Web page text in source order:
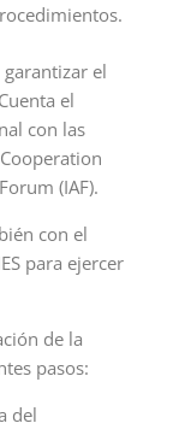
garantizar el
Cuenta el
con las
(IAF).
con el
para ejercer
de la
pasos:
del